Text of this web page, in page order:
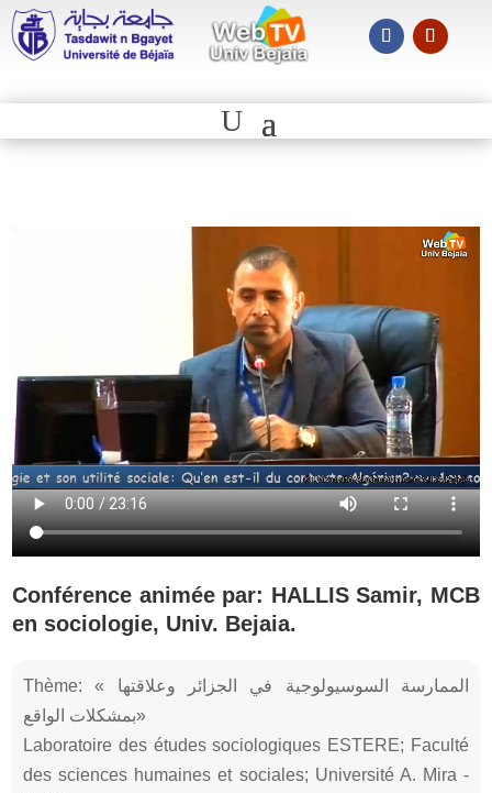
Conférence animée par: HALLIS Samir, MCB
en sociologie, Univ. Bejaia.
Thème: « الممارسة السوسيولوجية في الجزائر وعلاقتها
بمشكلات الواقع»
Laboratoire des études sociologiques ESTERE; Faculté
des sciences humaines et sociales; Université A. Mira -